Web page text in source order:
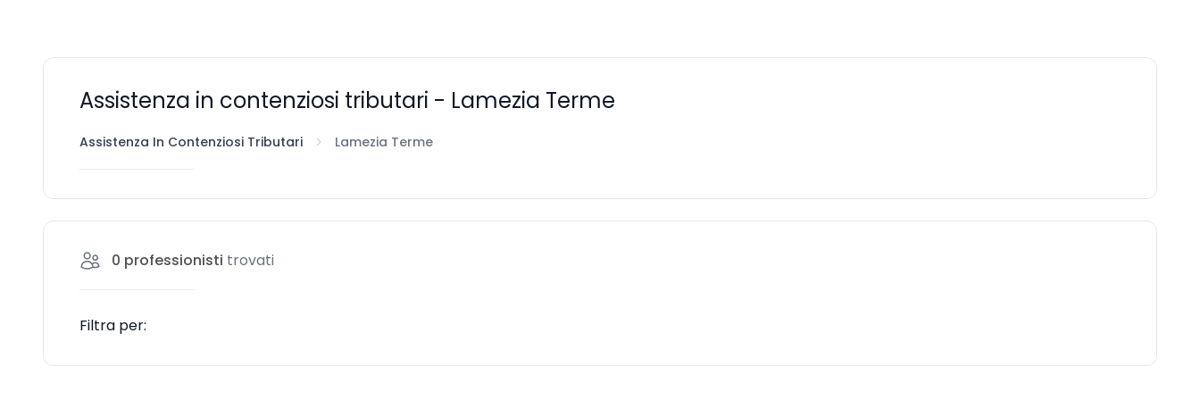
Assistenza in contenziosi tributari - Lamezia Terme
Assistenza In Contenziosi Tributari Lamezia Terme
0 professionisti trovati
Filtra per: